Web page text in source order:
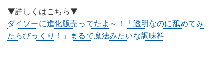
▼詳しくはこちら▼
ダイソーに進化版売ってたよ～！「透明なのに舐めてみ
たらびっくり！」まるで魔法みたいな調味料